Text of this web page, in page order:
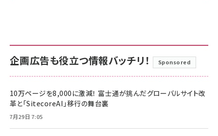
企画広告も役立つ情報バッチリ！ Sponsored
10万ページを8,000に激減！ 富士通が挑んだグローバルサイト改
革と「SitecoreAI」移行の舞台裏
7月29日 7:05